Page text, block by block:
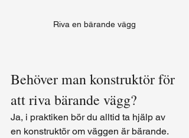
Riva en bärande vägg
Behöver man konstruktör för
att riva bärande vägg?
Ja, i praktiken bör du alltid ta hjälp av
en konstruktör om väggen är bärande.